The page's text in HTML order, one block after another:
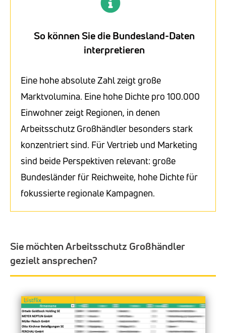
So können Sie die Bundesland-Daten
interpretieren
Eine hohe absolute Zahl zeigt große
Marktvolumina. Eine hohe Dichte pro 100.000
Einwohner zeigt Regionen, in denen
Arbeitsschutz Großhändler besonders stark
konzentriert sind. Für Vertrieb und Marketing
sind beide Perspektiven relevant: große
Bundesländer für Reichweite, hohe Dichte für
fokussierte regionale Kampagnen.
Sie möchten Arbeitsschutz Großhändler
gezielt ansprechen?